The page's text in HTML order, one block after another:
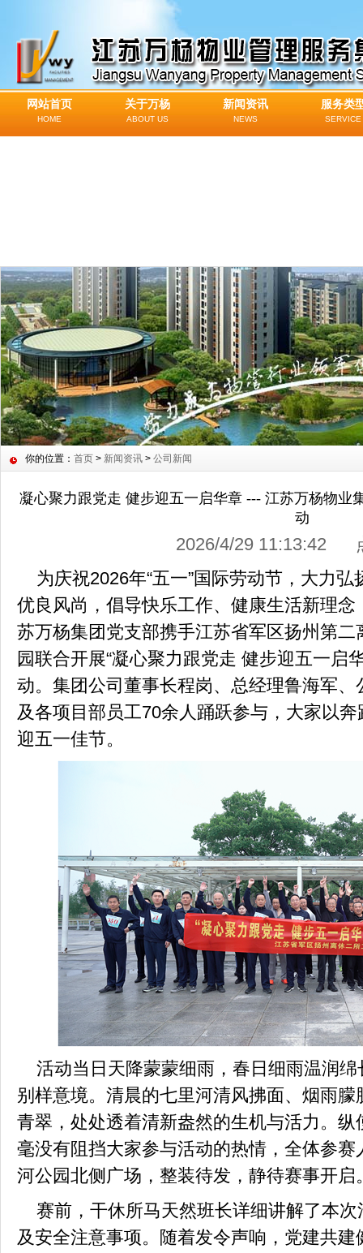
网站首页
HOME
关于万杨
ABOUT US
新闻资讯
NEWS
服务类
SERVICE
你的位置： 首页 > 新闻资讯 > 公司新闻
凝心聚力跟党走 健步迎五一启华章 --- 江苏万杨物业
动
2026/4/29 11:13:42
为庆祝2026年“五一”国际劳动节，大力
优良风尚，倡导快乐工作、健康生活新理
苏万杨集团党支部携手江苏省军区扬州第
园联合开展“凝心聚力跟党走 健步迎五一启
动。集团公司董事长程岗、总经理鲁海军
及各项目部员工70余人踊跃参与，大家以
迎五一佳节。
活动当日天降蒙蒙细雨，春日细雨温润
别样意境。清晨的七里河清风拂面、烟雨
青翠，处处透着清新盎然的生机与活力。
毫没有阻挡大家参与活动的热情，全体参
河公园北侧广场，整装待发，静待赛事开启
赛前，干休所马天然班长详细讲解了本
及安全注意事项。随着发令声响，党建共